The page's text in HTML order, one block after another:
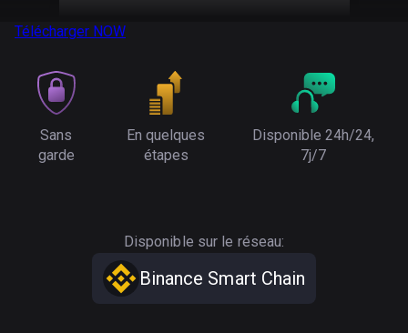
Télécharger NOW
Sans
garde
En quelques
étapes
Disponible 24h/24,
7j/7
Disponible sur le réseau:
Binance Smart Chain